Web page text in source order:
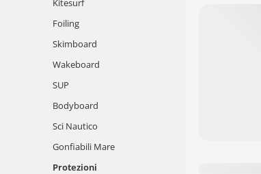
Kitesurf
Foiling
Skimboard
Wakeboard
SUP
Bodyboard
Sci Nautico
Gonfiabili Mare
Protezioni